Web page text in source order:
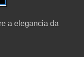
a elegancia da